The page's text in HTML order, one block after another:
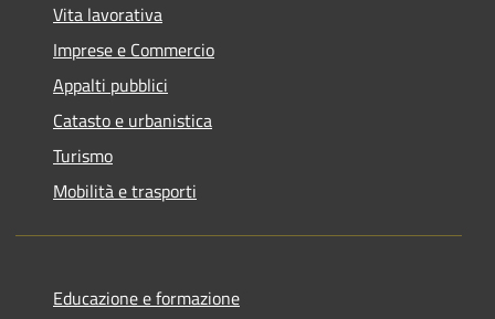
Vita lavorativa
Imprese e Commercio
Appalti pubblici
Catasto e urbanistica
Turismo
Mobilità e trasporti
Educazione e formazione